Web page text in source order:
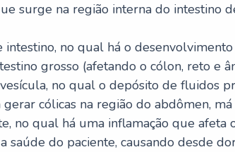
surge na região interna do intestino
intestino, no qual há o
grosso (afetando o cólon, reto e
no qual o depósito de fluidos
cólicas na região do abdômen, má
no qual há uma inflamação que afeta
saúde do paciente, causando desde